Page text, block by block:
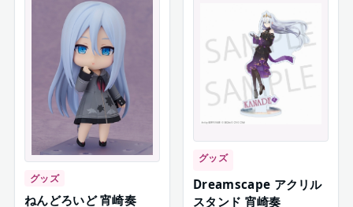
グッズ
ねんどろいど 宵崎奏
グッズ
Dreamscape アクリル
スタンド 宵崎奏